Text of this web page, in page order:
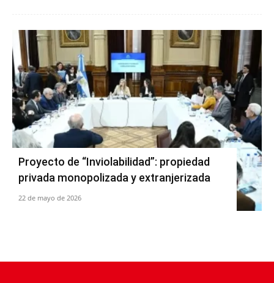
Proyecto de “Inviolabilidad”: propiedad
privada monopolizada y extranjerizada
22 de mayo de 2026